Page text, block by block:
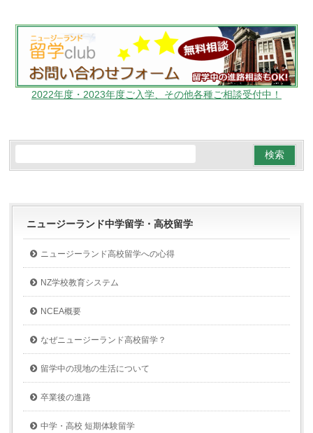
2022年度・2023年度ご入学、その他各種ご相談受付中！
ニュージーランド中学留学・高校留学
ニュージーランド高校留学への心得
NZ学校教育システム
NCEA概要
なぜニュージーランド高校留学？
留学中の現地の生活について
卒業後の進路
中学・高校 短期体験留学